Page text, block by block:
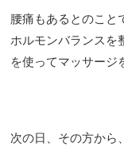
腰痛もあるとのこと
ホルモンバランスを
を使ってマッサージ
次の日、その方から